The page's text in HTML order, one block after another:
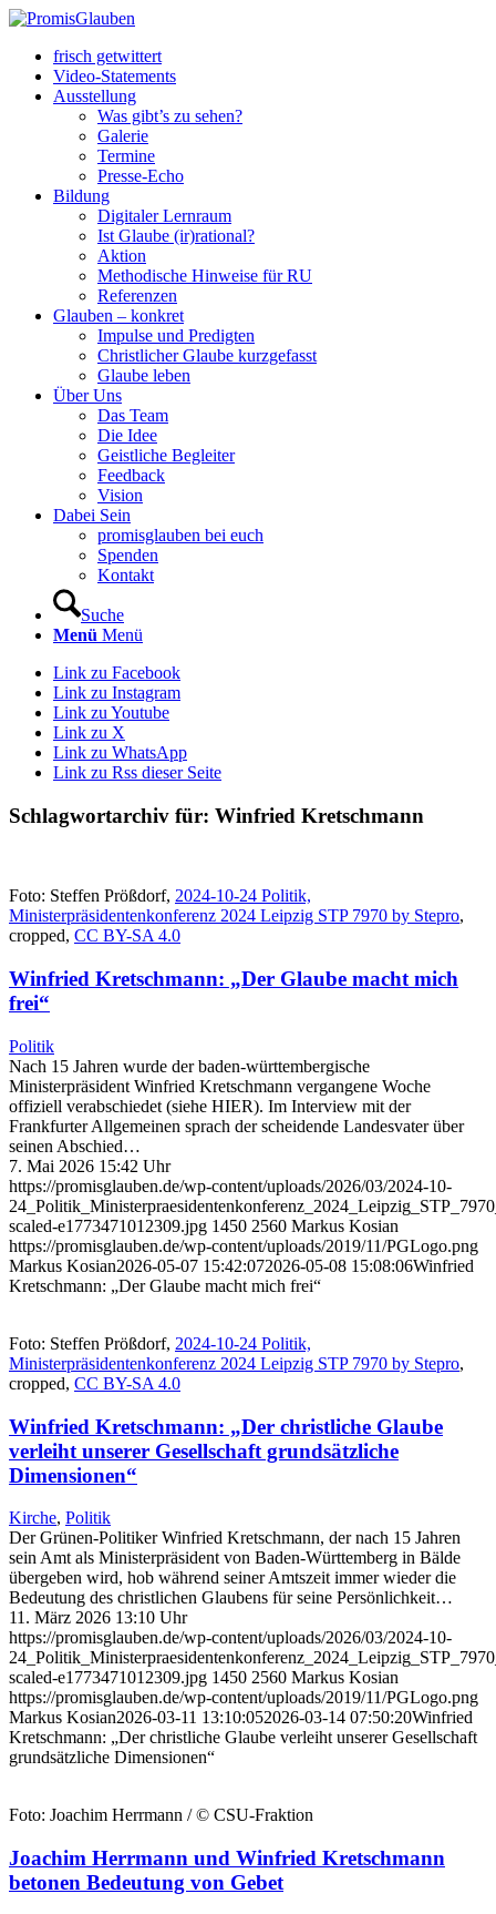
frisch getwittert
Video-Statements
Ausstellung
Was gibt’s zu sehen?
Galerie
Termine
Presse-Echo
Bildung
Digitaler Lernraum
Ist Glaube (ir)rational?
Aktion
Methodische Hinweise für RU
Referenzen
Glauben – konkret
Impulse und Predigten
Christlicher Glaube kurzgefasst
Glaube leben
Über Uns
Das Team
Die Idee
Geistliche Begleiter
Feedback
Vision
Dabei Sein
promisglauben bei euch
Spenden
Kontakt
Suche
Menü Menü
Link zu Facebook
Link zu Instagram
Link zu Youtube
Link zu X
Link zu WhatsApp
Link zu Rss dieser Seite
Schlagwortarchiv für: Winfried Kretschmann
Foto: Steffen Prößdorf, 2024-10-24 Politik,
Ministerpräsidentenkonferenz 2024 Leipzig STP 7970 by Stepro,
cropped, CC BY-SA 4.0
Winfried Kretschmann: „Der Glaube macht mich
frei“
Politik
Nach 15 Jahren wurde der baden-württembergische
Ministerpräsident Winfried Kretschmann vergangene Woche
offiziell verabschiedet (siehe HIER). Im Interview mit der
Frankfurter Allgemeinen sprach der scheidende Landesvater über
seinen Abschied…
7. Mai 2026 15:42 Uhr
https://promisglauben.de/wp-content/uploads/2026/03/2024-10-
scaled-e1773471012309.jpg 1450 2560 Markus Kosian
https://promisglauben.de/wp-content/uploads/2019/11/PGLogo.png
Markus Kosian2026-05-07 15:42:072026-05-08 15:08:06Winfried
Kretschmann: „Der Glaube macht mich frei“
Foto: Steffen Prößdorf, 2024-10-24 Politik,
Ministerpräsidentenkonferenz 2024 Leipzig STP 7970 by Stepro,
cropped, CC BY-SA 4.0
Winfried Kretschmann: „Der christliche Glaube
verleiht unserer Gesellschaft grundsätzliche
Dimensionen“
Kirche, Politik
Der Grünen-Politiker Winfried Kretschmann, der nach 15 Jahren
sein Amt als Ministerpräsident von Baden-Württemberg in Bälde
übergeben wird, hob während seiner Amtszeit immer wieder die
Bedeutung des christlichen Glaubens für seine Persönlichkeit…
11. März 2026 13:10 Uhr
https://promisglauben.de/wp-content/uploads/2026/03/2024-10-
scaled-e1773471012309.jpg 1450 2560 Markus Kosian
https://promisglauben.de/wp-content/uploads/2019/11/PGLogo.png
Markus Kosian2026-03-11 13:10:052026-03-14 07:50:20Winfried
Kretschmann: „Der christliche Glaube verleiht unserer Gesellschaft
grundsätzliche Dimensionen“
Foto: Joachim Herrmann / © CSU-Fraktion
Joachim Herrmann und Winfried Kretschmann
betonen Bedeutung von Gebet